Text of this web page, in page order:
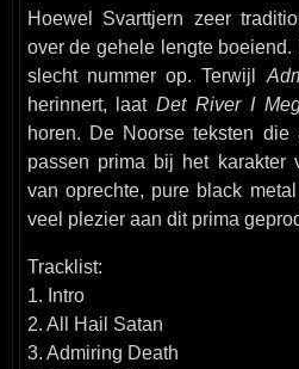
Hoewel Svarttjern zeer
over de gehele lengte
slecht nummer op. Terwijl
herinnert, laatDet River I
horen. De Noorse teksten
passen prima bij het karakter
van oprechte, pure black
veel plezier aan dit prima
Tracklist:
1. Intro
2. All Hail Satan
3. Admiring Death